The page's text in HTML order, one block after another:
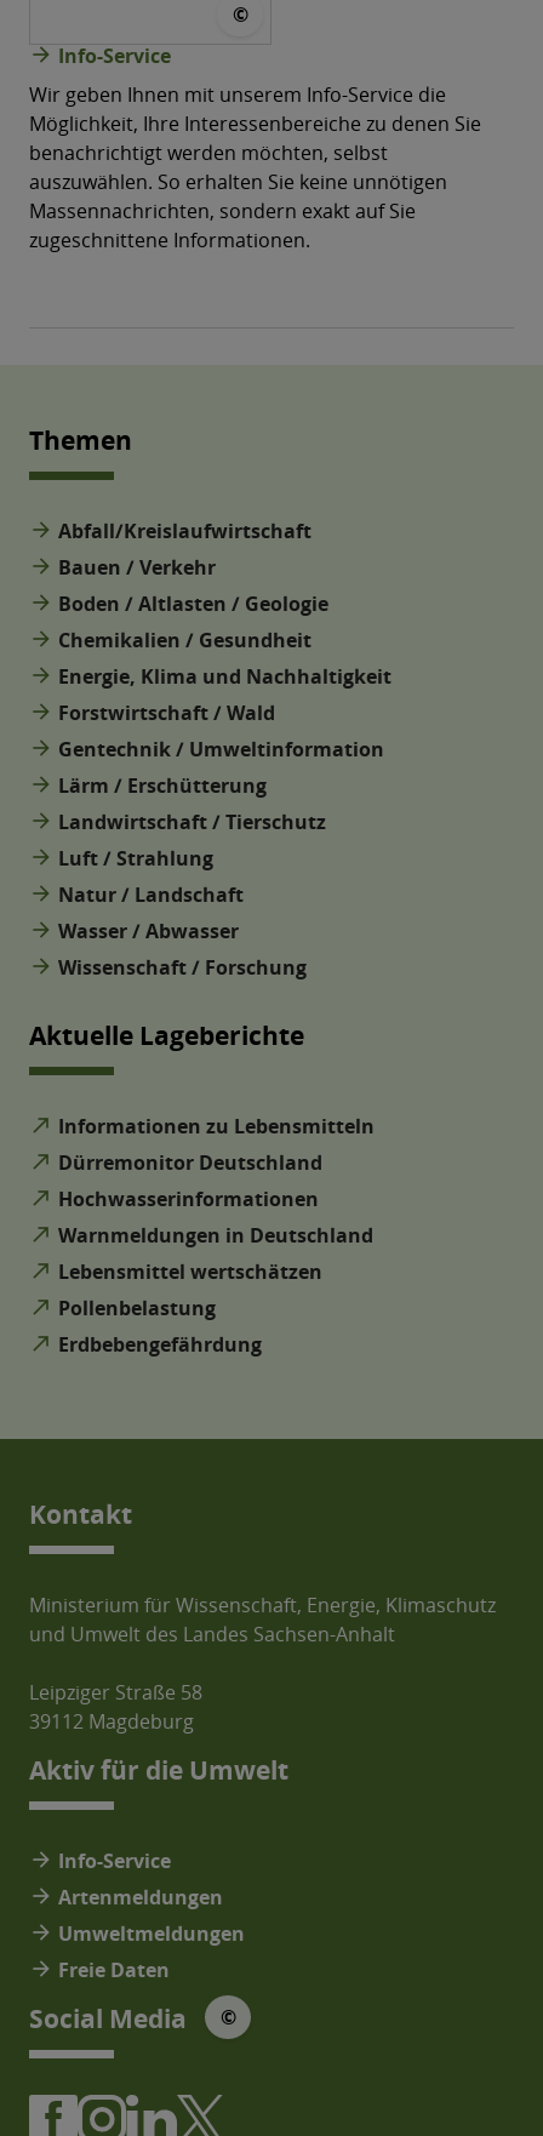
©
arrow_forward Info-Service
Wir geben Ihnen mit unserem Info-Service die
Möglichkeit, Ihre Interessenbereiche zu denen Sie
benachrichtigt werden möchten, selbst
auszuwählen. So erhalten Sie keine unnötigen
Massen­nachrichten, sondern exakt auf Sie
zugeschnittene Informationen.
Themen
arrow_forward Abfall/Kreislaufwirtschaft
arrow_forward Bauen / Verkehr
arrow_forward Boden / Altlasten / Geologie
arrow_forward Chemikalien / Gesundheit
arrow_forward Energie, Klima und Nachhaltigkeit
arrow_forward Forstwirtschaft / Wald
arrow_forward Gentechnik / Umweltinformation
arrow_forward Lärm / Erschütterung
arrow_forward Landwirtschaft / Tierschutz
arrow_forward Luft / Strahlung
arrow_forward Natur / Landschaft
arrow_forward Wasser / Abwasser
arrow_forward Wissenschaft / Forschung
Aktuelle Lageberichte
north_east Informationen zu Lebensmitteln
north_east Dürremonitor Deutschland
north_east Hochwasserinformationen
north_east Warnmeldungen in Deutschland
north_east Lebensmittel wertschätzen
north_east Pollenbelastung
north_east Erdbebengefährdung
Kontakt
Ministerium für Wissenschaft, Energie, Klimaschutz
und Umwelt des Landes Sachsen-Anhalt
Leipziger Straße 58
39112 Magdeburg
Aktiv für die Umwelt
arrow_forward Info-Service
arrow_forward Artenmeldungen
arrow_forward Umweltmeldungen
arrow_forward Freie Daten
Social Media © © Social Media Icons: jam-